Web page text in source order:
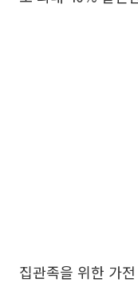
집관족을 위한 가